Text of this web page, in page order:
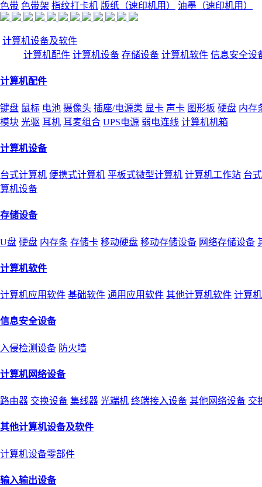
色带 色带架 指纹打卡机 版纸（速印机用） 油墨（速印机用）
计算机设备及软件
计算机配件 计算机设备 存储设备 计算机软件 信息安全设
计算机配件
键盘 鼠标 电池 摄像头 插座/电源类 显卡 声卡 图形板 硬盘 内存
模块 光驱 耳机 耳麦组合 UPS电源 弱电连线 计算机机箱
计算机设备
台式计算机 便携式计算机 平板式微型计算机 计算机工作站 台
算机设备
存储设备
U盘 硬盘 内存条 存储卡 移动硬盘 移动存储设备 网络存储设备
计算机软件
计算机应用软件 基础软件 通用应用软件 其他计算机软件 计算
信息安全设备
入侵检测设备 防火墙
计算机网络设备
路由器 交换设备 集线器 光端机 终端接入设备 其他网络设备 交
其他计算机设备及软件
计算机设备零部件
输入输出设备